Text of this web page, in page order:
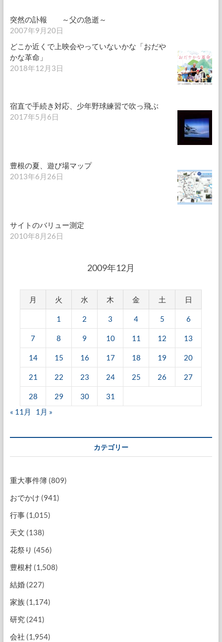
突然の訃報 ～父の急逝～
2007年9月20日
どこか近くで上映会やっていないかな「おだや
かな革命」
2018年12月3日
宿直で手続き対応、少年野球練習で吹っ飛ぶ
2017年5月6日
豊根の夏、遊び場マップ
2013年6月26日
サイトのバリュー測定
2010年8月26日
2009年12月
月 火 水 木 金 土 日
1 2 3 4 5 6
7 8 9 10 11 12 13
14 15 16 17 18 19 20
21 22 23 24 25 26 27
28 29 30
31
« 11月
1月 »
カテゴリー
重大事件簿(809)
おでかけ (941)
行事(1,015)
天文 (138)
花祭り (456)
豊根村(1,508)
結婚(227)
家族(1,174)
研究(241)
会社 (1,954)